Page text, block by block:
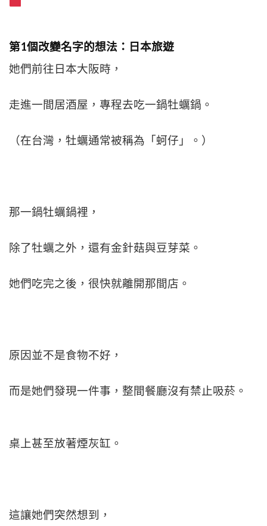
第1個改變名字的想法：日本旅遊
她們前往日本大阪時，
走進一間居酒屋，專程去吃一鍋牡蠣鍋。
（在台灣，牡蠣通常被稱為「蚵仔」。）
那一鍋牡蠣鍋裡，
除了牡蠣之外，還有金針菇與豆芽菜。
她們吃完之後，很快就離開那間店。
原因並不是食物不好，
而是她們發現一件事，整間餐廳沒有禁止吸菸。
桌上甚至放著煙灰缸。
這讓她們突然想到，